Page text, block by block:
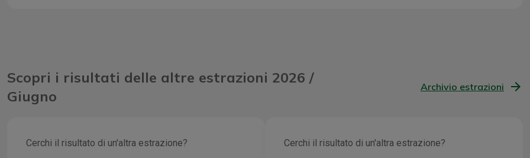
Scopri i risultati delle altre estrazioni 2026 /
Giugno
Archivio estrazioni
Cerchi il risultato di un'altra estrazione? Cerchi il risultato di un'altra estrazione?